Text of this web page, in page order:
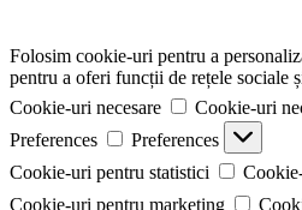
Folosim cookie-uri pentru a
pentru a oferi funcții de rețele sociale
Cookie-uri necesare
Cookie-uri
Preferences
Preferences
Cookie-uri pentru statistici
Cookie-uri pentru marketing